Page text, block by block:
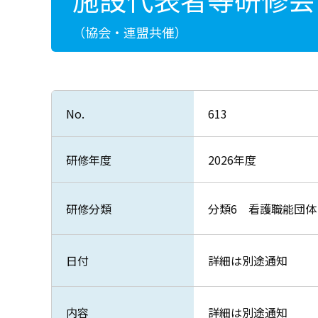
（協会・連盟共催）
No. 613
研修年度 2026年度
研修分類 分類6 看護職能団体
日付 詳細は別途通知
内容 詳細は別途通知